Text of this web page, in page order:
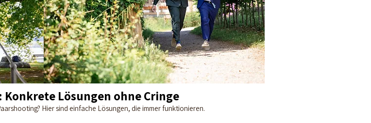
Lösungen ohne Cringe
Hier sind einfache Lösungen, die immer funktionieren.